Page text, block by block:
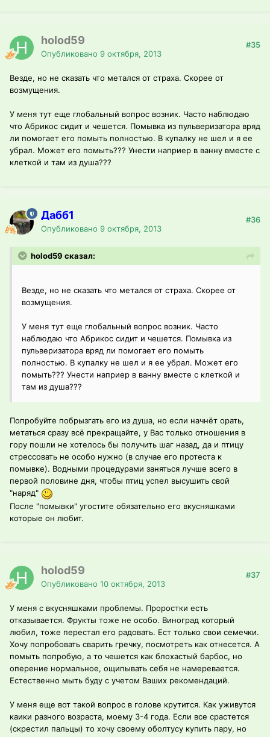
holod59
Опубликовано 9 октября, 2013
#35
Везде, но не сказать что метался от страха. Скорее от
возмущения.
У меня тут еще глобальный вопрос возник. Часто наблюдаю
что Абрикос сидит и чешется. Помывка из пульверизатора вряд
ли помогает его помыть полностью. В купалку не шел и я ее
убрал. Может его помыть??? Унести наприер в ванну вместе с
клеткой и там из душа???
Дабб1
Опубликовано 9 октября, 2013
#36
holod59 сказал:
Везде, но не сказать что метался от страха. Скорее от
возмущения.
У меня тут еще глобальный вопрос возник. Часто
наблюдаю что Абрикос сидит и чешется. Помывка из
пульверизатора вряд ли помогает его помыть
полностью. В купалку не шел и я ее убрал. Может его
помыть??? Унести наприер в ванну вместе с клеткой и
там из душа???
Попробуйте побрызгать его из душа, но если начнёт орать,
метаться сразу всё прекращайте, у Вас только отношения в
гору пошли не хотелось бы получить шаг назад, да и птицу
стрессовать не особо нужно (в случае его протеста к
помывке). Водными процедурами заняться лучше всего в
первой половине дня, чтобы птиц успел высушить свой
"наряд"
После "помывки" угостите обязательно его вкусняшками
которые он любит.
holod59
Опубликовано 10 октября, 2013
#37
У меня с вкусняшками проблемы. Проростки есть
отказывается. Фрукты тоже не особо. Виноград который
любил, тоже перестал его радовать. Ест только свои семечки.
Хочу попробовать сварить гречку, посмотреть как отнесется. А
помыть попробую, а то чешется как блохастый барбос, но
оперение нормальное, ощипывать себя не намеревается.
Естественно мыть буду с учетом Ваших рекомендаций.
У меня еще вот такой вопрос в голове крутится. Как уживутся
каики разного возраста, моему 3-4 года. Если все срастется
(скрестил пальцы) то хочу своему оболтусу купить пару, но